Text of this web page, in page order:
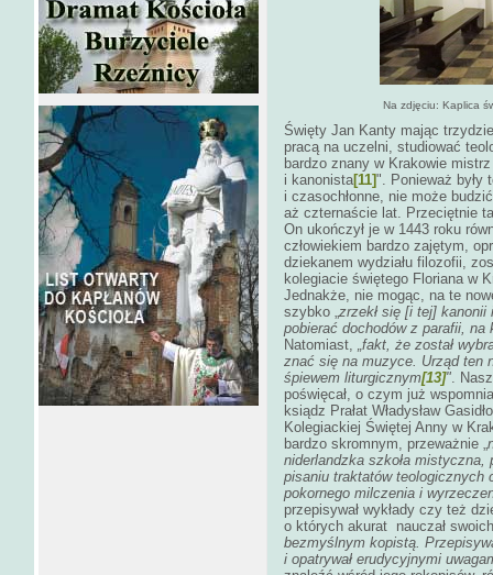
Na zdjęciu: Kaplica
Święty Jan Kanty mając
pracą na uczelni, studiować
bardzo znany w Krakowie
i kanonista[11]". Ponieważ były
i czasochłonne, nie może
aż czternaście lat. Przeciętnie
On ukończył je w 1443 roku
człowiekiem bardzo zajętym,
dziekanem wydziału filozofii,
kolegiacie świętego Floriana w
Jednakże, nie mogąc, na te
szybko „zrzekł się [i tej] kanonii
pobierać dochodów z parafii, na
Natomiast, „fakt, że został
znać się na muzyce. Urząd ten
śpiewem liturgicznym[13]".
poświęcał, o czym już
ksiądz Prałat Władysław
Kolegiackiej Świętej Anny w
bardzo skromnym, przeważnie „
niderlandzka szkoła mistyczna,
pisaniu traktatów teologicznych
pokornego milczenia i
przepisywał wykłady czy też
o których akurat nauczał
bezmyślnym kopistą.
i opatrywał erudycyjnymi